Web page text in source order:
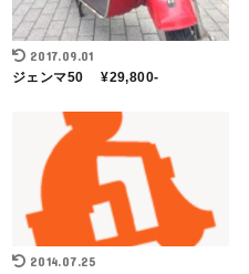
2017.09.01
ジェンマ50 ¥29,800-
2014.07.25